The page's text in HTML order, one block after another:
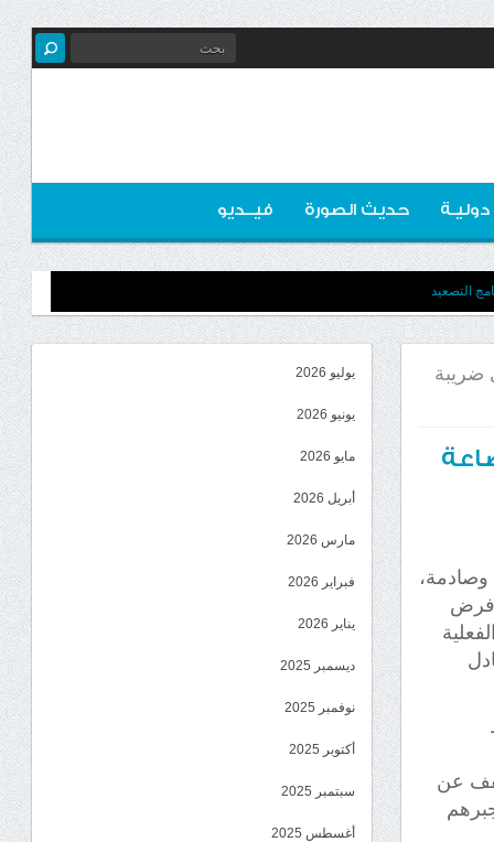
دوليـة حديث الصورة فيــديو
التصعيد
سعودي ضريبة
بضاعة
فرض
عن
يوليو 2026
يونيو 2026
مايو 2026
أبريل 2026
مارس 2026
فبراير 2026
يناير 2026
ديسمبر 2025
نوفمبر 2025
أكتوبر 2025
سبتمبر 2025
أغسطس 2025